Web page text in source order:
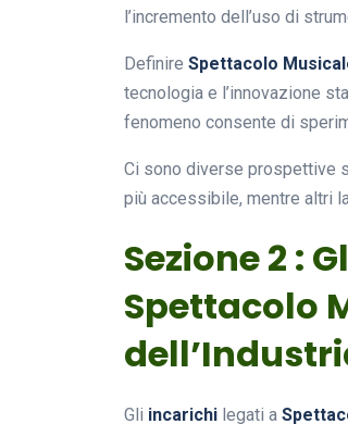
l’incremento dell’uso di
Definire Spettacolo
tecnologia e l’innovazione
fenomeno consente di
Ci sono diverse prospettive
più accessibile, mentre altri
Sezione 2 :
Spettacolo
Gli incarichi legati a